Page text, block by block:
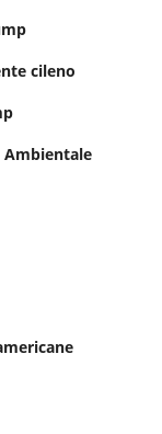
cileno
Ambientale